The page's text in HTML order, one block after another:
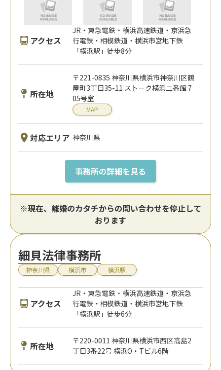
アクセス
JR・東急電鉄・横浜高速鉄道・京浜急
行電鉄・相模鉄道・横浜市営地下鉄
「横浜駅」徒歩8分
所在地
〒221-0835 神奈川県横浜市神奈川区鶴
屋町3丁目35-11 ストーク横浜二番館 7
05号室
MAP
対応エリア 神奈川県
事務所の詳細を見る
※現在、離婚のカタチからの問い合わせを停止して
おります
細貝法律事務所
神奈川県 横浜市 横浜駅
アクセス
JR・東急電鉄・横浜高速鉄道・京浜急
行電鉄・相模鉄道・横浜市営地下鉄
「横浜駅」徒歩6分
所在地
〒220-0011 神奈川県横浜市西区高島2
丁目3番22号 横浜O・Tビル6階